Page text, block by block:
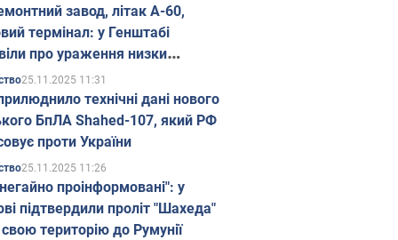
завод, літак А-60,
термінал: у Генштабі
про ураження низки
об'єктів Росії
25.11.2025 11:31
технічні дані нового
БпЛА Shahed-107, який РФ
проти України
25.11.2025 11:26
проінформовані": у
підтвердили проліт "Шахеда"
територію до Румунії